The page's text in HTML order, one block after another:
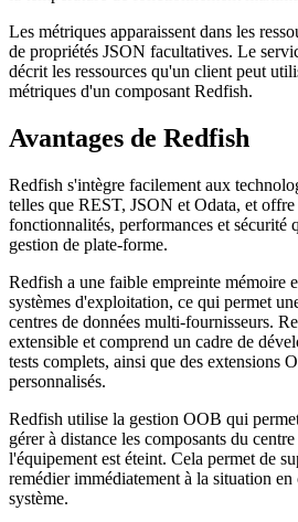
Les métriques apparaissent dans les
de propriétés JSON facultatives. Le
décrit les ressources qu'un client peut
métriques d'un composant Redfish.
Avantages de Redfish
Redfish s'intègre facilement aux
telles que REST, JSON et Odata, et
fonctionnalités, performances et sécurité
gestion de plate-forme.
Redfish a une faible empreinte mémoire
systèmes d'exploitation, ce qui permet
centres de données multi-fournisseurs.
extensible et comprend un cadre de
tests complets, ainsi que des extensions
personnalisés.
Redfish utilise la gestion OOB qui
gérer à distance les composants du
l'équipement est éteint. Cela permet de
remédier immédiatement à la situation en
système.